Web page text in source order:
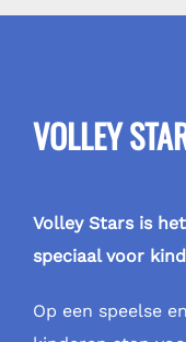
VOLLEY
Volley Stars is
speciaal voor
Op een speelse